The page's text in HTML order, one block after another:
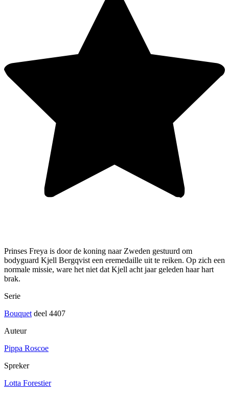
Prinses Freya is door de koning naar Zweden gestuurd om
bodyguard Kjell Bergqvist een eremedaille uit te reiken. Op zich een
normale missie, ware het niet dat Kjell acht jaar geleden haar hart
brak.
Serie
Bouquet deel 4407
Auteur
Pippa Roscoe
Spreker
Lotta Forestier